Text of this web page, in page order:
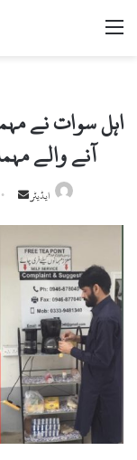
اہل سوات نے
آنے والے
ایڈیٹر
d
e
m
i
l